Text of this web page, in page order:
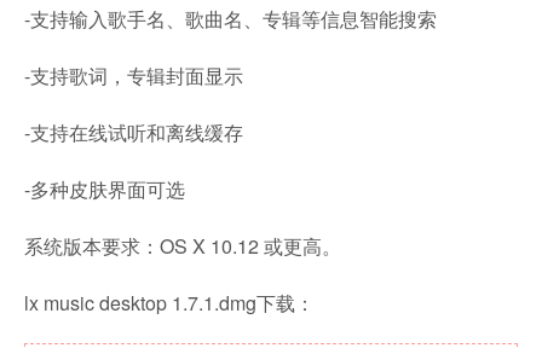
-支持输入歌手名、歌曲名、专辑等信息智能搜索
-支持歌词，专辑封面显示
-支持在线试听和离线缓存
-多种皮肤界面可选
系统版本要求：OS X 10.12 或更高。
lx music desktop 1.7.1.dmg下载：